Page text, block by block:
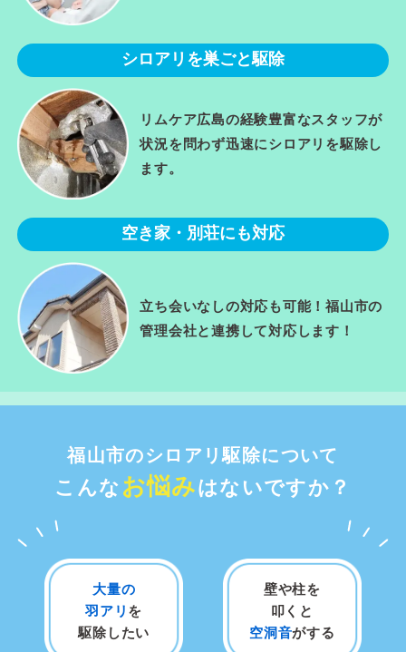
シロアリを巣ごと駆除
リムケア広島の経験豊富なスタッフが
状況を問わず迅速にシロアリを駆除し
ます。
空き家・別荘にも対応
立ち会いなしの対応も可能！福山市の
管理会社と連携して対応します！
福山市のシロアリ駆除について
こんな お悩みはないですか？
大量の
羽アリ を
駆除したい
壁や柱を
叩くと
空洞音がする